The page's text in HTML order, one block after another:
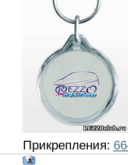
Прикрепления: